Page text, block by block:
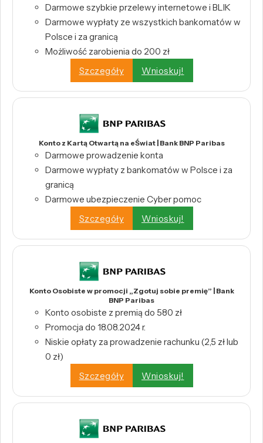
Darmowe szybkie przelewy internetowe i BLIK
Darmowe wypłaty ze wszystkich bankomatów w
Polsce i za granicą
Możliwość zarobienia do 200 zł
Szczegóły
Wnioskuj!
Konto z Kartą Otwartą na eŚwiat | Bank BNP Paribas
Darmowe prowadzenie konta
Darmowe wypłaty z bankomatów w Polsce i za
granicą
Darmowe ubezpieczenie Cyber pomoc
Szczegóły
Wnioskuj!
Konto Osobiste w promocji „Zgotuj sobie premię” | Bank
BNP Paribas
Konto osobiste z premią do 580 zł
Promocja do 18.08.2024 r.
Niskie opłaty za prowadzenie rachunku (2,5 zł lub
0 zł)
Szczegóły
Wnioskuj!